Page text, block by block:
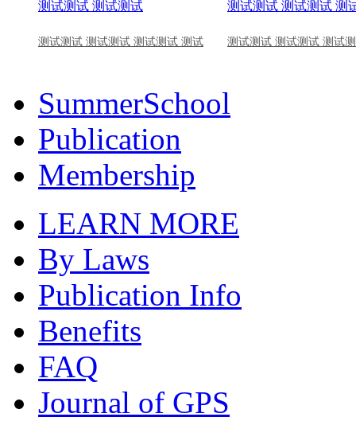
测试测试 测试测试 测试测试 测试 测试测试 测试测试 测试
SummerSchool
Publication
Membership
LEARN MORE
By Laws
Publication Info
Benefits
FAQ
Journal of GPS